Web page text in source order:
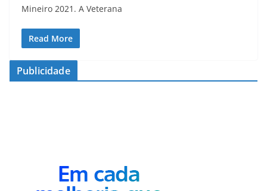
Mineiro 2021. A Veterana
Read More
Publicidade